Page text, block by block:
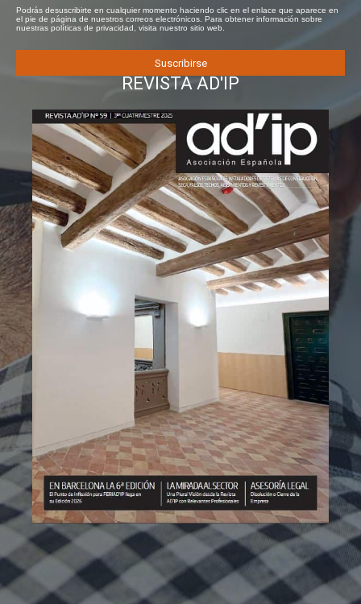
Podrás desuscribirte en cualquier momento haciendo clic en el enlace que aparece en
el pie de página de nuestros correos electrónicos. Para obtener información sobre
nuestras políticas de privacidad, visita nuestro sitio web.
REVISTA AD'IP